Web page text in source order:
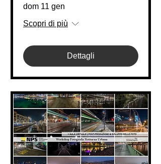
dom 11 gen
Scopri di più
Dettagli